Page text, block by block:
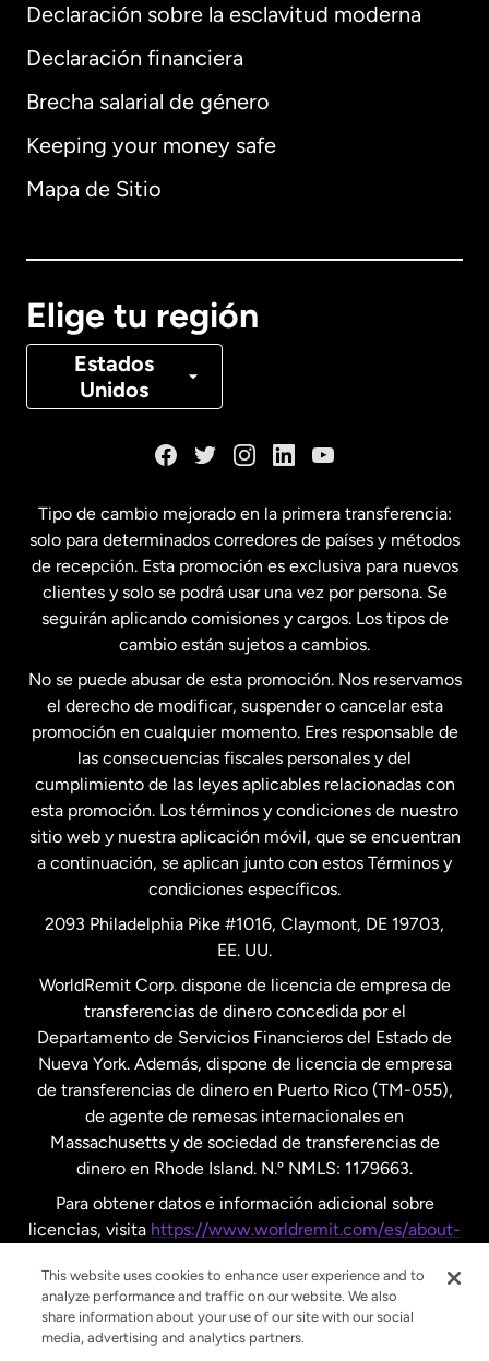
Declaración sobre la esclavitud moderna
Declaración financiera
Brecha salarial de género
Keeping your money safe
Mapa de Sitio
Elige tu región
Estados
Unidos
Internacional English
Alemania
Canadá Français
Estados Unidos English
Estados Unidos Español
Francia
Malasia
Nueva Zelanda
Países Bajos
Suecia
Tipo de cambio mejorado en la primera transferencia:
solo para determinados corredores de países y métodos
de recepción. Esta promoción es exclusiva para nuevos
clientes y solo se podrá usar una vez por persona. Se
seguirán aplicando comisiones y cargos. Los tipos de
cambio están sujetos a cambios.
No se puede abusar de esta promoción. Nos reservamos
el derecho de modificar, suspender o cancelar esta
promoción en cualquier momento. Eres responsable de
las consecuencias fiscales personales y del
cumplimiento de las leyes aplicables relacionadas con
esta promoción. Los términos y condiciones de nuestro
sitio web y nuestra aplicación móvil, que se encuentran
a continuación, se aplican junto con estos Términos y
condiciones específicos.
2093 Philadelphia Pike #1016, Claymont, DE 19703,
EE. UU.
WorldRemit Corp. dispone de licencia de empresa de
transferencias de dinero concedida por el
Departamento de Servicios Financieros del Estado de
Nueva York. Además, dispone de licencia de empresa
de transferencias de dinero en Puerto Rico (TM-055),
de agente de remesas internacionales en
Massachusetts y de sociedad de transferencias de
dinero en Rhode Island. N.º NMLS: 1179663.
Para obtener datos e información adicional sobre
licencias, visita https://www.worldremit.com/es/about-
This website uses cookies to enhance user experience and to
analyze performance and traffic on our website. We also
share information about your use of our site with our social
media, advertising and analytics partners.